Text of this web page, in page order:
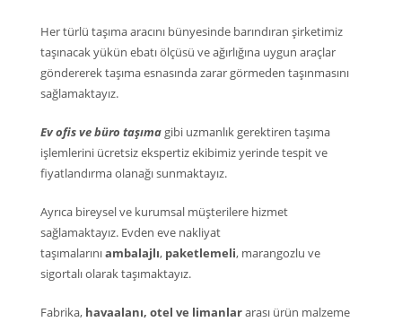
Her türlü taşıma aracını bünyesinde barındıran şirketimiz
taşınacak yükün ebatı ölçüsü ve ağırlığına uygun araçlar
göndererek taşıma esnasında zarar görmeden taşınmasını
sağlamaktayız.
Ev ofis ve büro taşıma gibi uzmanlık gerektiren taşıma
işlemlerini ücretsiz ekspertiz ekibimiz yerinde tespit ve
fiyatlandırma olanağı sunmaktayız.
Ayrıca bireysel ve kurumsal müşterilere hizmet
sağlamaktayız. Evden eve nakliyat
taşımalarınıambalajlı, paketlemeli, marangozlu ve
sigortalı olarak taşımaktayız.
Fabrika, havaalanı, otel ve limanlararası ürün malzeme